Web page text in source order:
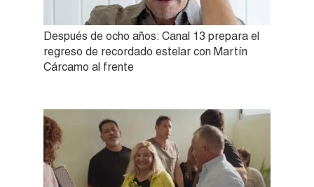
Después de ocho años: Canal 13 prepara el
regreso de recordado estelar con Martín
Cárcamo al frente